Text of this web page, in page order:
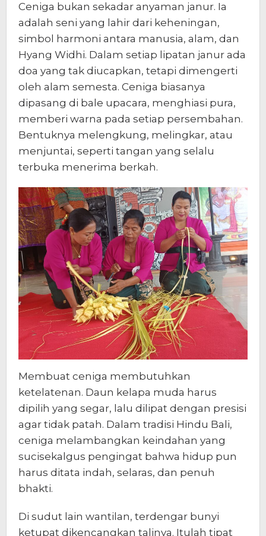
Ceniga bukan sekadar anyaman janur. Ia
adalah seni yang lahir dari keheningan,
simbol harmoni antara manusia, alam, dan
Hyang Widhi. Dalam setiap lipatan janur ada
doa yang tak diucapkan, tetapi dimengerti
oleh alam semesta. Ceniga biasanya
dipasang di bale upacara, menghiasi pura,
memberi warna pada setiap persembahan.
Bentuknya melengkung, melingkar, atau
menjuntai, seperti tangan yang selalu
terbuka menerima berkah.
Membuat ceniga membutuhkan
ketelatenan. Daun kelapa muda harus
dipilih yang segar, lalu dilipat dengan presisi
agar tidak patah. Dalam tradisi Hindu Bali,
ceniga melambangkan keindahan yang
sucisekalgus pengingat bahwa hidup pun
harus ditata indah, selaras, dan penuh
bhakti.
Di sudut lain wantilan, terdengar bunyi
ketupat dikencangkan talinya. Itulah tipat